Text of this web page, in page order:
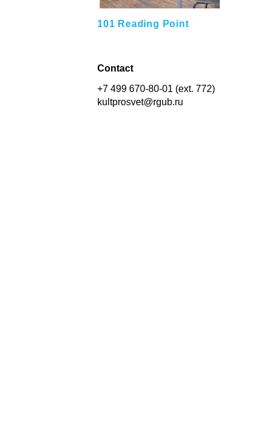
101 Reading Point
Contact
+7 499 670-80-01 (ext. 772)
kultprosvet@rgub.ru